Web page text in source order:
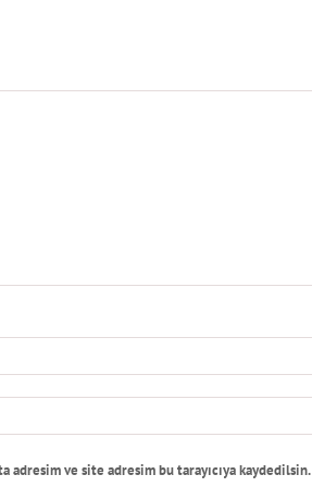
adresim ve site adresim bu tarayıcıya kaydedilsin.